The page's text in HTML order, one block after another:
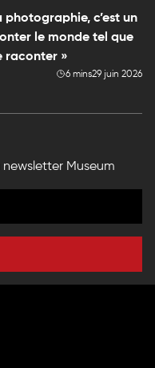
photographie, c’est un
le monde tel que
raconter »
6 mins29 juin 2026
newsletter Museum